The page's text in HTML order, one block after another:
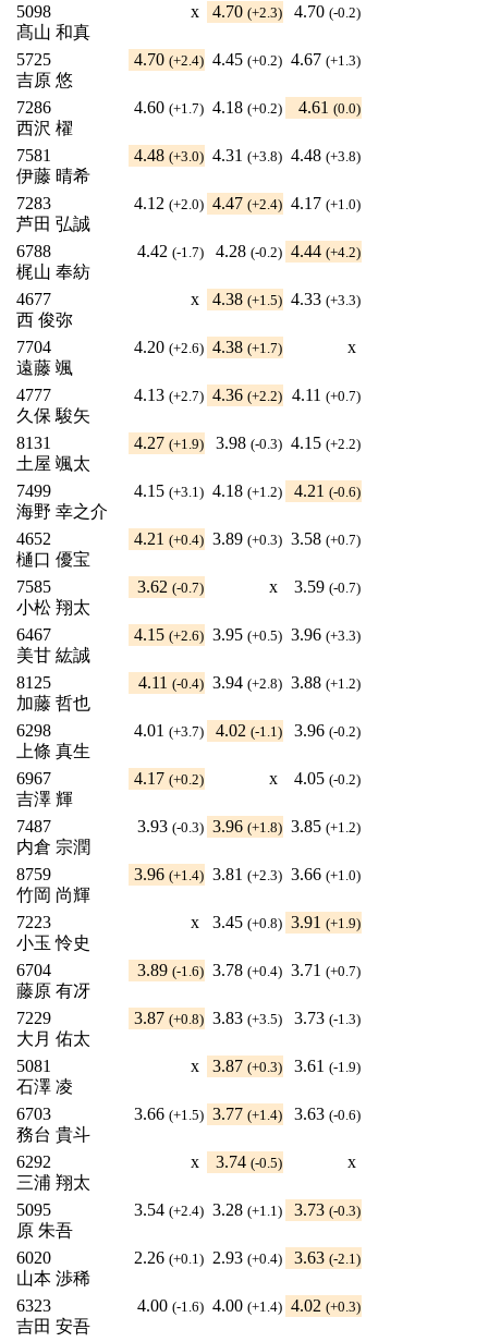
5098
髙山 和真
x 4.70 (+2.3) 4.70 (-0.2)
5725
吉原 悠
4.70 (+2.4) 4.45 (+0.2) 4.67 (+1.3)
7286
西沢 櫂
4.60 (+1.7) 4.18 (+0.2) 4.61 (0.0)
7581
伊藤 晴希
4.48 (+3.0) 4.31 (+3.8) 4.48 (+3.8)
7283
芦田 弘誠
4.12 (+2.0) 4.47 (+2.4) 4.17 (+1.0)
6788
梶山 奉紡
4.42 (-1.7) 4.28 (-0.2) 4.44 (+4.2)
4677
西 俊弥
x 4.38 (+1.5) 4.33 (+3.3)
7704
遠藤 颯
4.20 (+2.6) 4.38 (+1.7) x
4777
久保 駿矢
4.13 (+2.7) 4.36 (+2.2) 4.11 (+0.7)
8131
土屋 颯太
4.27 (+1.9) 3.98 (-0.3) 4.15 (+2.2)
7499
海野 幸之介
4.15 (+3.1) 4.18 (+1.2) 4.21 (-0.6)
4652
樋口 優宝
4.21 (+0.4) 3.89 (+0.3) 3.58 (+0.7)
7585
小松 翔太
3.62 (-0.7) x 3.59 (-0.7)
6467
美甘 紘誠
4.15 (+2.6) 3.95 (+0.5) 3.96 (+3.3)
8125
加藤 哲也
4.11 (-0.4) 3.94 (+2.8) 3.88 (+1.2)
6298
上條 真生
4.01 (+3.7) 4.02 (-1.1) 3.96 (-0.2)
6967
吉澤 輝
4.17 (+0.2) x 4.05 (-0.2)
7487
内倉 宗潤
3.93 (-0.3) 3.96 (+1.8) 3.85 (+1.2)
8759
竹岡 尚輝
3.96 (+1.4) 3.81 (+2.3) 3.66 (+1.0)
7223
小玉 怜史
x 3.45 (+0.8) 3.91 (+1.9)
6704
藤原 有冴
3.89 (-1.6) 3.78 (+0.4) 3.71 (+0.7)
7229
大月 佑太
3.87 (+0.8) 3.83 (+3.5) 3.73 (-1.3)
5081
石澤 凌
x 3.87 (+0.3) 3.61 (-1.9)
6703
務台 貴斗
3.66 (+1.5) 3.77 (+1.4) 3.63 (-0.6)
6292
三浦 翔太
x 3.74 (-0.5) x
5095
原 朱吾
3.54 (+2.4) 3.28 (+1.1) 3.73 (-0.3)
6020
山本 渉稀
2.26 (+0.1) 2.93 (+0.4) 3.63 (-2.1)
6323
吉田 安吾
4.00 (-1.6) 4.00 (+1.4) 4.02 (+0.3)